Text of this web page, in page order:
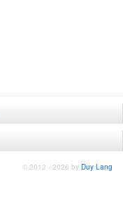
© 2012 - 2026 by Duy Lang